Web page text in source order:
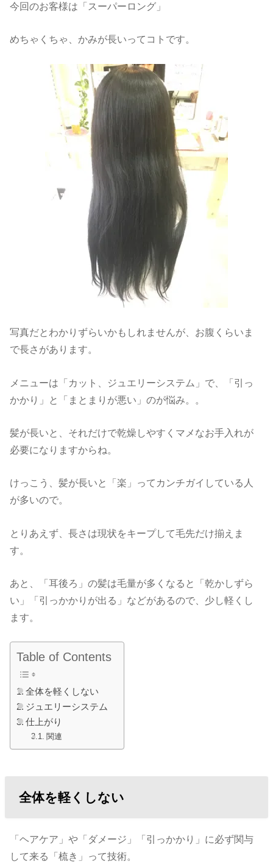
今回のお客様は「スーパーロング」
めちゃくちゃ、かみが長いってコトです。
写真だとわかりずらいかもしれませんが、お腹くらいま
で長さがあります。
メニューは「カット、ジュエリーシステム」で、「引っ
かかり」と「まとまりが悪い」のが悩み。。
髪が長いと、それだけで乾燥しやすくマメなお手入れが
必要になりますからね。
けっこう、髪が長いと「楽」ってカンチガイしている人
が多いので。
とりあえず、長さは現状をキープして毛先だけ揃えま
す。
あと、「耳後ろ」の髪は毛量が多くなると「乾かしずら
い」「引っかかりが出る」などがあるので、少し軽くし
ます。
Table of Contents
全体を軽くしない
ジュエリーシステム
仕上がり
関連
全体を軽くしない
「ヘアケア」や「ダメージ」「引っかかり」に必ず関与
して来る「梳き」って技術。